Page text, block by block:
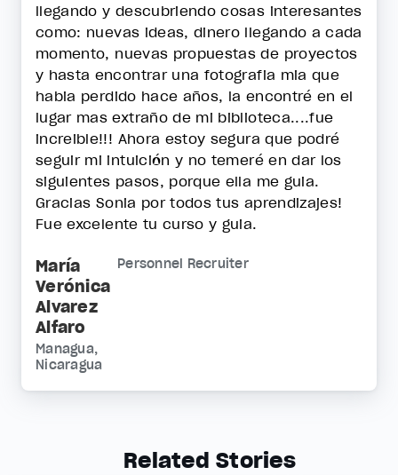
llegando y descubriendo cosas interesantes
como: nuevas ideas, dinero llegando a cada
momento, nuevas propuestas de proyectos
y hasta encontrar una fotografia mia que
habia perdido hace años, la encontré en el
lugar mas extraño de mi biblioteca....fue
increible!!! Ahora estoy segura que podré
seguir mi intuición y no temeré en dar los
siguientes pasos, porque ella me guia.
Gracias Sonia por todos tus aprendizajes!
Fue excelente tu curso y guia.
María
Verónica
Alvarez
Alfaro
Personnel Recruiter
Managua,
Nicaragua
Related Stories